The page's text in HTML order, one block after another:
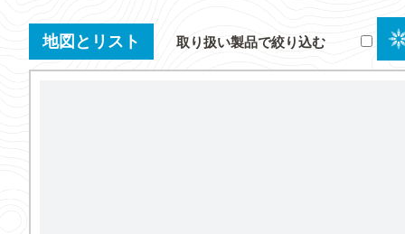
地図とリスト 取り扱い製品で絞り込む